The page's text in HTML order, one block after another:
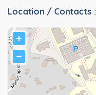
Location / Contacts :
+
−